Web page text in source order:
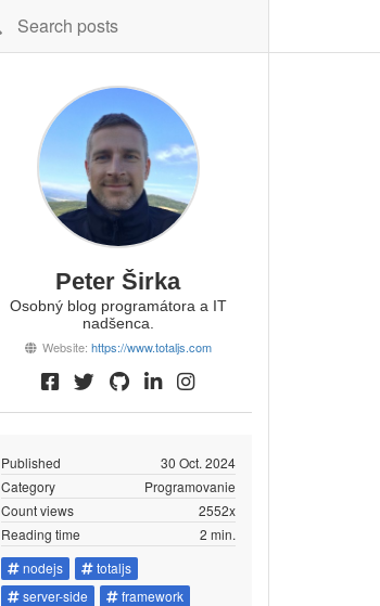
Peter Širka
Osobný blog programátora a IT
nadšenca.
Website: https://www.totaljs.com
Published
30 Oct. 2024
Category
Programovanie
Count views
2552x
Reading time
2 min.
nodejs
totaljs
server-side
framework